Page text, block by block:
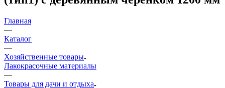
Главная
—
Каталог
—
Хозяйственные товары
Лакокрасочные материалы
—
Товары для дачи и отдыха